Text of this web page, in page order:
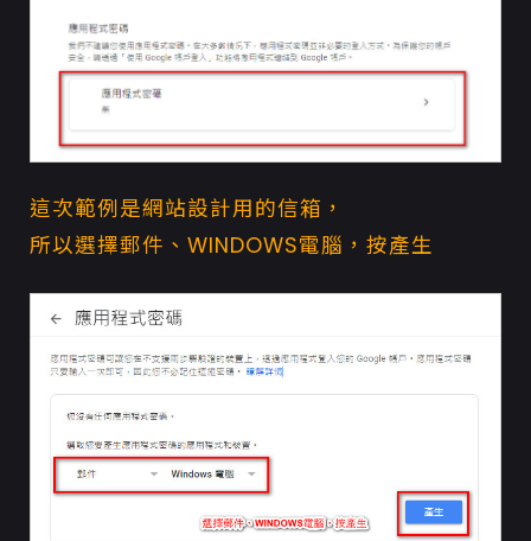
這次範例是網站設計用的信箱，
所以選擇郵件、WINDOWS電腦，按產生